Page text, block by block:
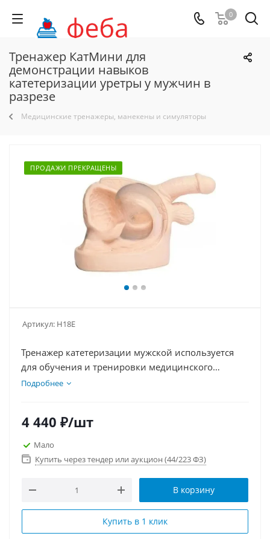
0
Тренажер КатМини для
демонстрации навыков
катетеризации уретры у мужчин в
разрезе
Медицинские тренажеры, манекены и симуляторы
ПРОДАЖИ ПРЕКРАЩЕНЫ
Артикул: H18E
Тренажер катетеризации мужской используется
для обучения и тренировки медицинского
персонала в правильном и безопасном введении
Подробнее
4 440 ₽/шт
Мало
Купить через тендер или аукцион (44/223 ФЗ)
В корзину
Купить в 1 клик